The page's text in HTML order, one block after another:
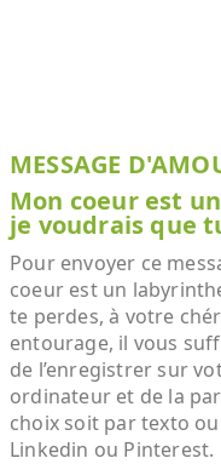
MESSAGE
Mon coeur est
je voudrais que
Pour envoyer ce
coeur est un
te perdes, à votre
entourage, il vous
de l’enregistrer sur
ordinateur et de la
choix soit par texto
Linkedin ou Pinterest.